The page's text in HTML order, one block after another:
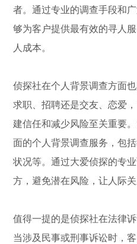
者。通过专业的调查手段和
够为客户提供最有效的寻人
人成本。
侦探社在个人背景调查方面
求职、招聘还是交友、恋爱
建信任和减少风险至关重要
面的个人背景调查服务，包
状况等。通过大爱侦探的专
方，避免潜在风险，让人际关
值得一提的是侦探社在法律
当涉及民事或刑事诉讼时，